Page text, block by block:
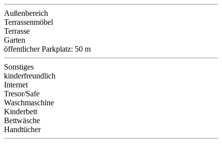
Außenbereich
Terrassenmöbel
Terrasse
Garten
öffentlicher Parkplatz: 50 m
Sonstiges
kinderfreundlich
Internet
Tresor/Safe
Waschmaschine
Kinderbett
Bettwäsche
Handtücher